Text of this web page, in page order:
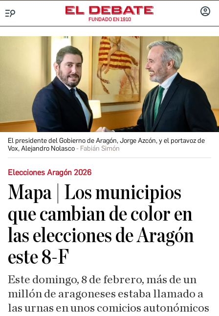
FUNDADO EN 1910
El presidente del Gobierno de Aragón, Jorge Azcón, y el portavoz de
Vox, Alejandro Nolasco
Fabián Simón
Elecciones Aragón 2026
Mapa | Los municipios
que cambian de color en
las elecciones de Aragón
este 8-F
Este domingo, 8 de febrero, más de un
millón de aragoneses estaba llamado a
las urnas en unos comicios autonómicos